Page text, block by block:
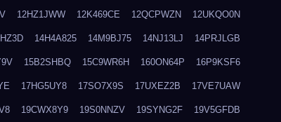
12HZ1JWW 12K469CE 12QCPWZN 12UKQO0N
14H4A825 14M9BJ75 14NJ13LJ 14PRJLGB
15B2SHBQ 15C9WR6H 160ON64P 16P9KSF6
17HG5UY8 17SO7X9S 17UXEZ2B 17VE7UAW
19CWX8Y9 19S0NNZV 19SYNG2F 19V5GFDB